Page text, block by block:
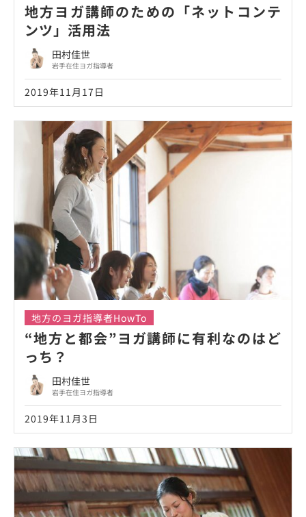
地方ヨガ講師のための「ネットコンテ
ンツ」活用法
田村佳世
岩手在住ヨガ指導者
2019年11月17日
地方のヨガ指導者HowTo
“地方と都会”ヨガ講師に有利なのはど
っち？
田村佳世
岩手在住ヨガ指導者
2019年11月3日